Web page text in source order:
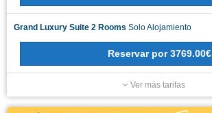
Grand Luxury Suite 2 Rooms Solo Alojamiento
Reservar por 3769.00€
Ver más tarifas